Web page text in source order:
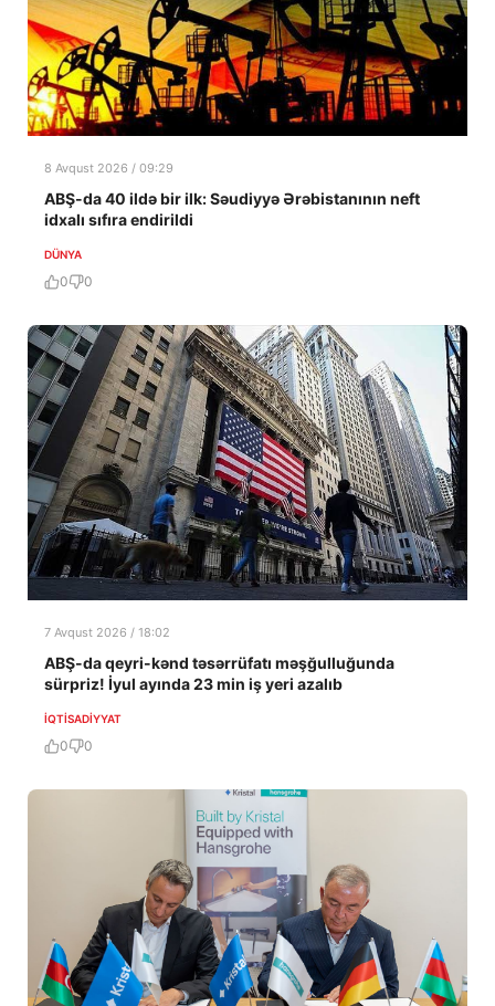
8 Avqust 2026 / 09:29
ABŞ-da 40 ildə bir ilk: Səudiyyə Ərəbistanının neft
idxalı sıfıra endirildi
DÜNYA
0 0
7 Avqust 2026 / 18:02
ABŞ-da qeyri-kənd təsərrüfatı məşğulluğunda
sürpriz! İyul ayında 23 min iş yeri azalıb
İQTISADIYYAT
0 0